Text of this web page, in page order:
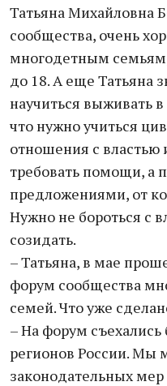
Татьяна Михайловна
сообщества, очень
многодетным семьям,
до 18. А еще Татьяна
научиться выживать
что нужно учиться
отношения с властью
требовать помощи, а
предложениями, от
Нужно не бороться с
созидать.
– Татьяна, в мае
форум сообщества
семей. Что уже
– На форум
регионов России. Мы
законодательных